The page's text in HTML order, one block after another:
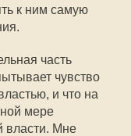
к ним самую
часть
чувство
и что на
мере
власти. Мне